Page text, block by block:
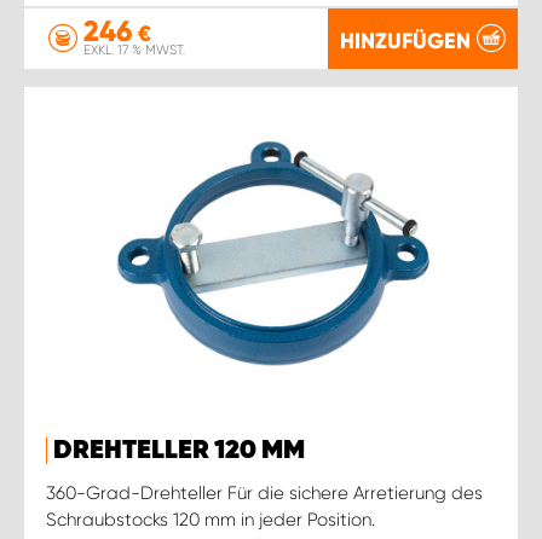
246 €
EXKL. 17 % MWST. HINZUFÜGEN
DREHTELLER 120 MM
360-Grad-Drehteller Für die sichere Arretierung des
Schraubstocks 120 mm in jeder Position.